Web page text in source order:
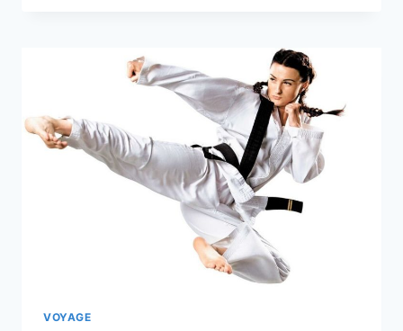
FRÉJUS
VOYAGE